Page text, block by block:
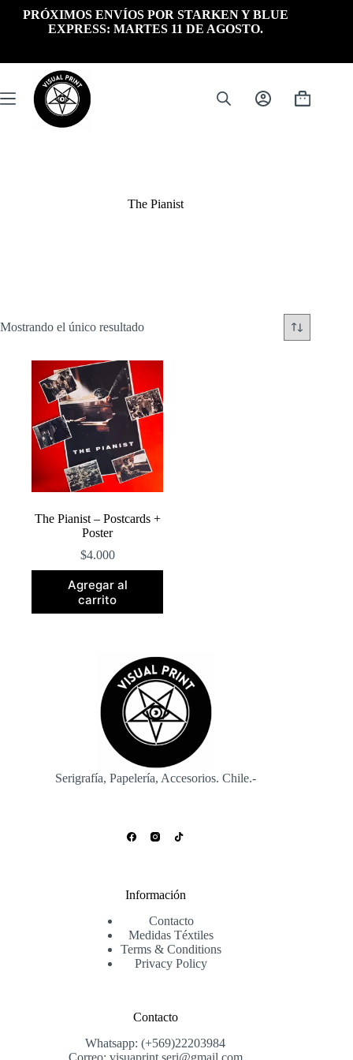
PRÓXIMOS ENVÍOS POR STARKEN Y BLUE
EXPRESS: MARTES 11 DE AGOSTO.
Carrito
The Pianist
Mostrando el único resultado
The Pianist – Postcards +
Poster
$4.000
Agregar al
carrito
Serigrafía, Papelería, Accesorios. Chile.-
Información
Contacto
Medidas Téxtiles
Terms & Conditions
Privacy Policy
Contacto
Whatsapp: (+569)22203984
Correo: visuaprint.seri@gmail.com